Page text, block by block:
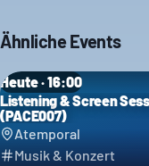
Ähnliche Events
Heute · 16:00
Listening & Screen
(PACE007)
Atemporal
Musik & Konzert